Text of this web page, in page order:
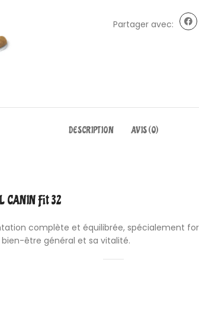
Partager avec:
DESCRIPTION AVIS (0)
Fit 32
complète et équilibrée, spécialement
être général et sa vitalité.